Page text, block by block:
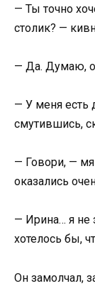
— Ты точно
столик? —
— Да. Думаю,
— У меня есть
смутившись,
— Говори, —
оказались
— Ирина… я не
хотелось бы,
Он замолчал,